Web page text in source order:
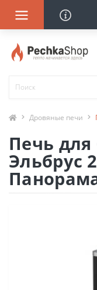
Дровяные печи
Печь для
Эльбрус